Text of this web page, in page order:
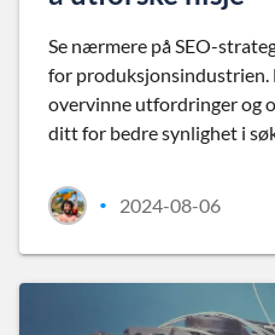
Se nærmere på SEO-
for produksjonsindustrien.
overvinne utfordringer og
ditt for bedre synlighet i
• 2024-08-06